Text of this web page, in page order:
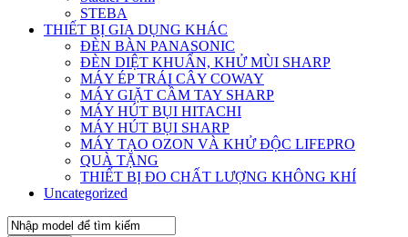
STEBA
THIẾT BỊ GIA DỤNG KHÁC
ĐÈN BÀN PANASONIC
ĐÈN DIỆT KHUẨN, KHỬ MÙI SHARP
MÁY ÉP TRÁI CÂY COWAY
MÁY GIẶT CẦM TAY SHARP
MÁY HÚT BỤI HITACHI
MÁY HÚT BỤI SHARP
MÁY TẠO OZON VÀ KHỬ ĐỘC LIFEPRO
QUÀ TẶNG
THIẾT BỊ ĐO CHẤT LƯỢNG KHÔNG KHÍ
Uncategorized